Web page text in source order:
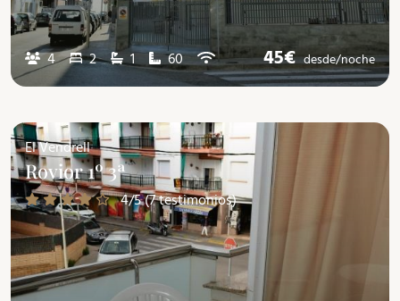
4 2 1 60 45€desde/noche
El Vendrell
Rovior 1º 3ª
4/5 (7 testimonios)